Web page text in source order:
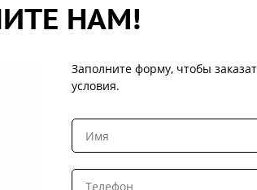
НАМ!
Заполните форму, чтобы
условия.